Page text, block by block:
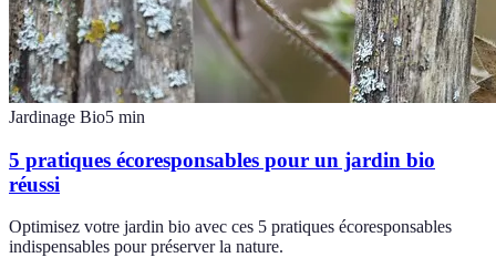
Jardinage Bio5 min
5 pratiques écoresponsables pour un jardin bio
réussi
Optimisez votre jardin bio avec ces 5 pratiques écoresponsables
indispensables pour préserver la nature.